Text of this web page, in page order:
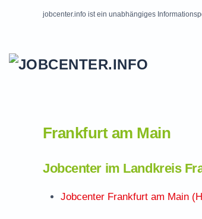
jobcenter.info ist ein unabhängiges
Frankfurt am Main
Jobcenter im Landkreis
Jobcenter Frankfurt am Main